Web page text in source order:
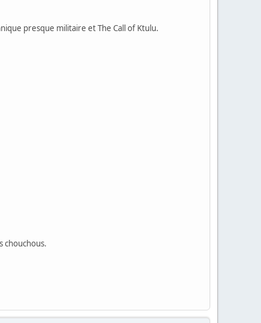
presque militaire et The Call of Ktulu.
chouchous.